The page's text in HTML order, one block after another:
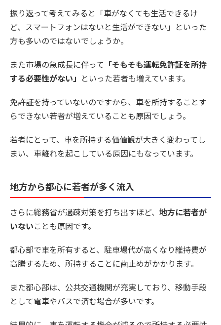
振り返って考えてみると「車がなくても生活できるけ
ど、スマートフォンはないと生活ができない」といった
方も多いのではないでしょうか。
また市場の急成長に伴って 「そもそも運転免許証を所持
する必要性がない」 といった若者も増えています。
免許証を持っていないのですから、車を所持することす
らできない若者が増えていることも原因でしょう。
若者にとって、車を所持する価値観が大きく変わってし
まい、車離れを起こしている原因にもなっています。
地方から都心に若者が多く流入
さらに総務省が過疎対策を打ち出すほど、 地方に若者が
いないことも原因です。
都心部で車を所有すると、駐車場代が高くなり維持費が
高騰するため、所持することに歯止めがかかります。
また都心部は、公共交通機関が充実しており、移動手段
として電車やバスで済む場合が多いです。